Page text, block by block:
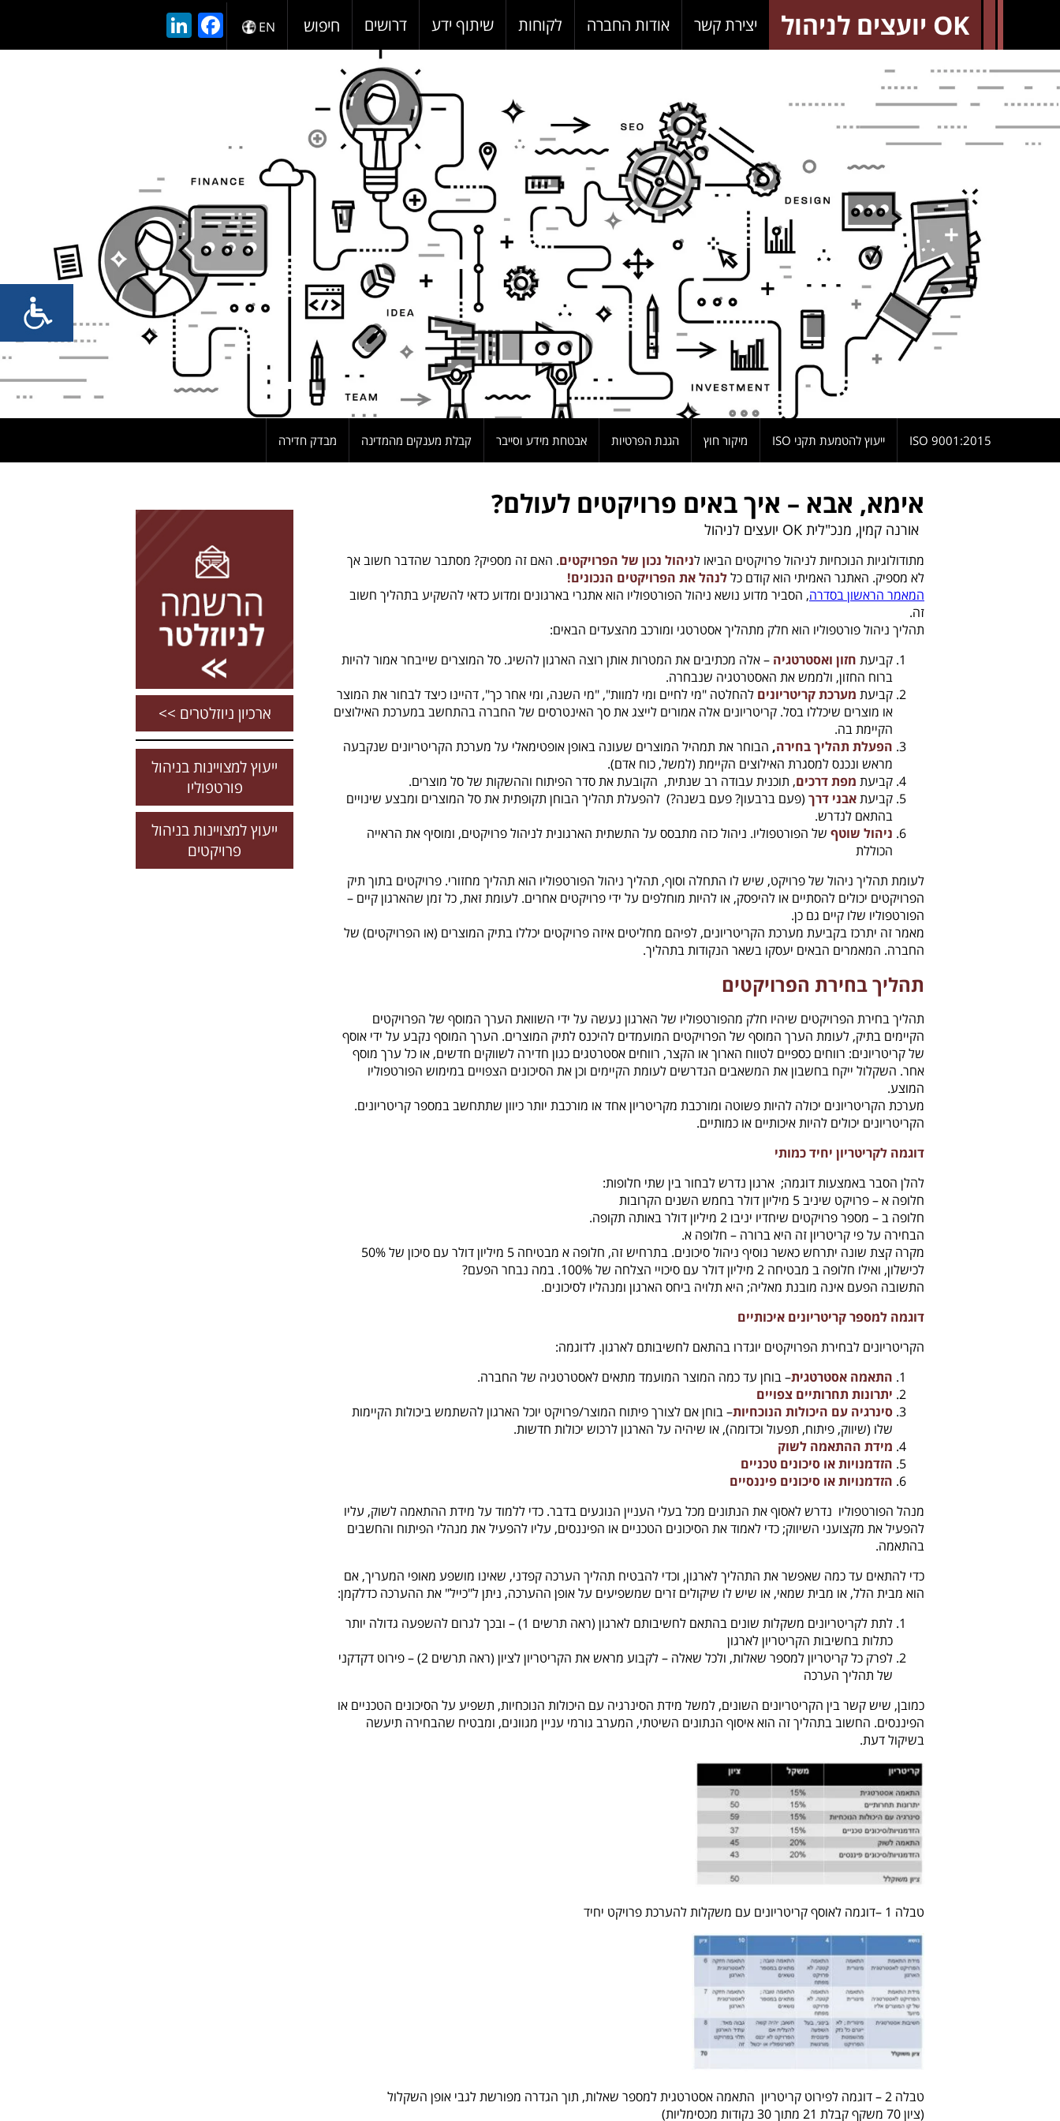
OK יועצים לניהול יצירת קשר אודות החברה לקוחות שיתוף ידע דרושים חיפוש EN
Facebook
9001:2015 ISO ייעוץ להטמעת תקני ISO מיקור חוץ הגנת הפרטיות אבטחת מידע וסייבר קבלת מענקים מהמדינה מבדק חדירה
אימא, אבא – איך באים פרויקטים לעולם?
אורנה קמין, מנכ"לית OK יועצים לניהול
מתודולוגיות הנוכחיות לניהול פרויקטים הביאו לניהול נכון של הפרויקטים. האם זה מספיק? מסתבר שהדבר חשוב אך
לא מספיק. האתגר האמיתי הוא קודם כללנהל את הפרויקטים הנכונים!
המאמר הראשון בסדרה, הסביר מדוע נושא ניהול הפורטפוליו הוא אתגרי בארגונים ומדוע כדאי להשקיע בתהליך חשוב
זה.
תהליך ניהול פורטפוליו הוא חלק מתהליך אסטרטגי ומורכב מהצעדים הבאים:
קביעת חזון ואסטרטגיה – אלה מכתיבים את המטרות אותן רוצה הארגון להשיג. סל המוצרים שייבחר אמור להיות
ברוח החזון, ולממש את האסטרטגיה שנבחרה.
קביעת מערכת קריטריונים להחלטה "מי לחיים ומי למוות", "מי השנה, ומי אחר כך", דהיינו כיצד לבחור את המוצר
או מוצרים שיכללו בסל. קריטריונים אלה אמורים לייצג את סך האינטרסים של החברה בהתחשב במערכת האילוצים
הקיימת בה.
הפעלת תהליך בחירה, הבוחר את תמהיל המוצרים שעונה באופן אופטימאלי על מערכת הקריטריונים שנקבעה
מראש ונכנס למסגרת האילוצים הקיימת (למשל, כוח אדם).
קביעת מפת דרכים, תוכנית עבודה רב שנתית, הקובעת את סדר הפיתוח וההשקות של סל מוצרים.
קביעתאבני דרך (פעם ברבעון? פעם בשנה?) להפעלת תהליך הבוחן תקופתית את סל המוצרים ומבצע שינויים
בהתאם לנדרש.
ניהול שוטף של הפורטפוליו. ניהול כזה מתבסס על התשתית הארגונית לניהול פרויקטים, ומוסיף את הראייה
הכוללת
לעומת תהליך ניהול של פרויקט, שיש לו התחלה וסוף, תהליך ניהול הפורטפוליו הוא תהליך מחזורי. פרויקטים בתוך תיק
הפרויקטים יכולים להסתיים או להיפסק, או להיות מוחלפים על ידי פרויקטים אחרים. לעומת זאת, כל זמן שהארגון קיים –
הפורטפוליו שלו קיים גם כן.
מאמר זה יתרכז בקביעת מערכת הקריטריונים, לפיהם מחליטים איזה פרויקטים יכללו בתיק המוצרים (או הפרויקטים) של
החברה. המאמרים הבאים יעסקו בשאר הנקודות בתהליך.
תהליך בחירת הפרויקטים
תהליך בחירת הפרויקטים שיהיו חלק מהפורטפוליו של הארגון נעשה על ידי השוואת הערך המוסף של הפרויקטים
הקיימים בתיק, לעומת הערך המוסף של הפרויקטים המועמדים להיכנס לתיק המוצרים. הערך המוסף נקבע על ידי אוסף
של קריטריונים: רווחים כספיים לטווח הארוך או הקצר, רווחים אסטרטגים כגון חדירה לשווקים חדשים, או כל ערך מוסף
אחר. השקלול ייקח בחשבון את המשאבים הנדרשים לעומת הקיימים וכן את הסיכונים הצפויים במימוש הפורטפוליו
המוצע.
מערכת הקריטריונים יכולה להיות פשוטה ומורכבת מקריטריון אחד או מורכבת יותר כיוון שתתחשב במספר קריטריונים.
הקריטריונים יכולים להיות איכותיים או כמותיים.
דוגמה לקריטריון יחיד כמותי
להלן הסבר באמצעות דוגמה; ארגון נדרש לבחור בין שתי חלופות:
חלופה א – פרויקט שיניב 5 מיליון דולר בחמש השנים הקרובות
חלופה ב – מספר פרויקטים שיחדיו יניבו 2 מיליון דולר באותה תקופה.
הבחירה על פי קריטריון זה היא ברורה – חלופה א.
מקרה קצת שונה יתרחש כאשר נוסיף ניהול סיכונים. בתרחיש זה, חלופה א מבטיחה 5 מיליון דולר עם סיכון של 50%
לכישלון, ואילו חלופה ב מבטיחה 2 מיליון דולר עם סיכויי הצלחה של 100%. במה נבחר הפעם?
התשובה הפעם אינה מובנת מאליה; היא תלויה ביחס הארגון ומנהליו לסיכונים.
דוגמה למספר קריטריונים איכותיים
הקריטריונים לבחירת הפרויקטים יוגדרו בהתאם לחשיבותם לארגון. לדוגמה:
התאמה אסטרטגית– בוחן עד כמה המוצר המועמד מתאים לאסטרטגיה של החברה.
יתרונות תחרותיים צפויים
סינרגיה עם היכולות הנוכחיות– בוחן אם לצורך פיתוח המוצר/פרויקט יוכל הארגון להשתמש ביכולות הקיימות
שלו (שיווק, פיתוח, תפעול וכדומה), או שיהיה על הארגון לרכוש יכולות חדשות.
מידת ההתאמה לשוק
הזדמנויות או סיכונים טכניים
הזדמנויות או סיכונים פיננסיים
מנהל הפורטפוליו נדרש לאסוף את הנתונים מכל בעלי העניין הנוגעים בדבר. כדי ללמוד על מידת ההתאמה לשוק, עליו
להפעיל את מקצועני השיווק; כדי לאמוד את הסיכונים הטכניים או הפיננסים, עליו להפעיל את מנהלי הפיתוח והחשבים
בהתאמה.
כדי להתאים עד כמה שאפשר את התהליך לארגון, וכדי להבטיח תהליך הערכה קפדני, שאינו מושפע מאופי המעריך, אם
הוא מבית הלל, או מבית שמאי, או שיש לו שיקולים זרים שמשפיעים על אופן ההערכה, ניתן ל"כייל" את ההערכה כדלקמן:
לתת לקריטריונים משקלות שונים בהתאם לחשיבותם לארגון (ראה תרשים 1) – ובכך לגרום להשפעה גדולה יותר
כתלות בחשיבות הקריטריון לארגון
לפרק כל קריטריון למספר שאלות, ולכל שאלה – לקבוע מראש את הקריטריון לציון (ראה תרשים 2) – פירוט דקדקני
של תהליך הערכה
כמובן, שיש קשר בין הקריטריונים השונים, למשל מידת הסינרגיה עם היכולות הנוכחיות, תשפיע על הסיכונים הטכניים או
הפיננסים. החשוב בתהליך זה הוא איסוף הנתונים השיטתי, המערב גורמי עניין מגוונים, ומבטיח שהבחירה תיעשה
בשיקול דעת.
טבלה 1 –דוגמה לאוסף קריטריונים עם משקלות להערכת פרויקט יחיד
טבלה 2 – דוגמה לפירוט קריטריון התאמה אסטרטגית למספר שאלות, תוך הגדרה מפורשת לגבי אופן השקלול
(ציון 70 משקף קבלת 21 מתוך 30 נקודות מכסימליות)
ארכיון ניוזלטרים >>
ייעוץ למצויינות בניהול
פורטפוליו
ייעוץ למצויינות בניהול
פרויקטים